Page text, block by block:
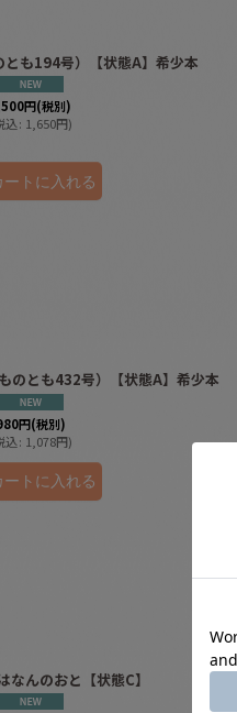
とも194号）【状態A】希少本
円(税別)
込: 1,650円)
ートに入れる
のとも432号）【状態A】希少本
円(税別)
込: 1,078円)
ートに入れる
なんのおと【状態C】